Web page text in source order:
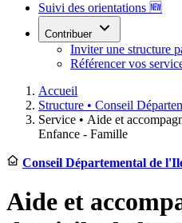
Suivi des orientations 🆕
Contribuer
Inviter une structure
Référencer vos
Accueil
Structure • Conseil
Service • Aide et
Enfance - Famille
Conseil Départemental de
Aide et